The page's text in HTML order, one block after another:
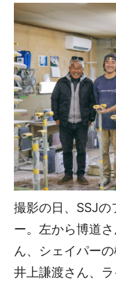
撮影の日、SSJ
ー。左から博道
ん、シェイパー
井上謙渡さん、